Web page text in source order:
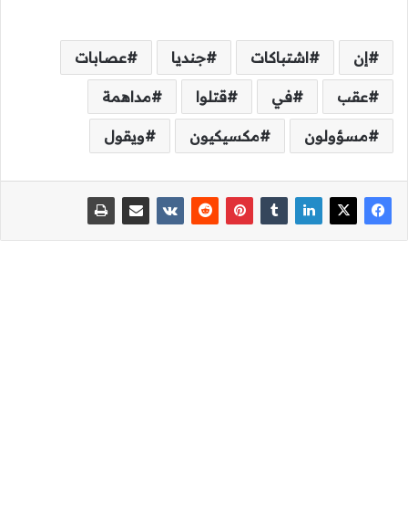
إن اشتباكات جنديا عصابات
عقب في قتلوا مداهمة
مسؤولون مكسيكيون ويقول